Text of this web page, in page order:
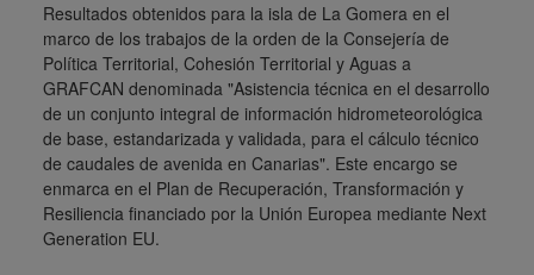
Resultados obtenidos para la isla de La Gomera en el
marco de los trabajos de la orden de la Consejería de
Política Territorial, Cohesión Territorial y Aguas a
GRAFCAN denominada "Asistencia técnica en el desarrollo
de un conjunto integral de información hidrometeorológica
de base, estandarizada y validada, para el cálculo técnico
de caudales de avenida en Canarias". Este encargo se
enmarca en el Plan de Recuperación, Transformación y
Resiliencia financiado por la Unión Europea mediante Next
Generation EU.